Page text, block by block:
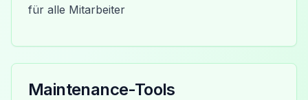
für alle Mitarbeiter
Maintenance-Tools